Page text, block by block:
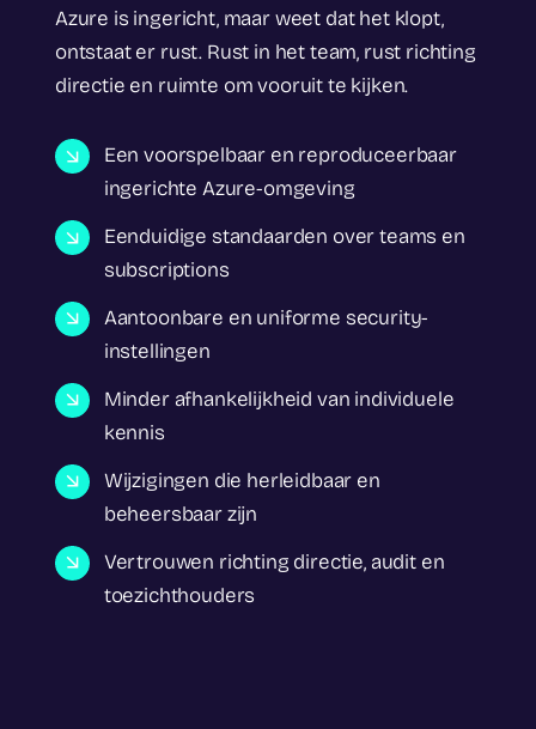
Azure is ingericht, maar weet dat het klopt,
ontstaat er rust. Rust in het team, rust richting
directie en ruimte om vooruit te kijken.
Een voorspelbaar en reproduceerbaar
ingerichte Azure-omgeving
Eenduidige standaarden over teams en
subscriptions
Aantoonbare en uniforme security-
instellingen
Minder afhankelijkheid van individuele
kennis
Wijzigingen die herleidbaar en
beheersbaar zijn
Vertrouwen richting directie, audit en
toezichthouders